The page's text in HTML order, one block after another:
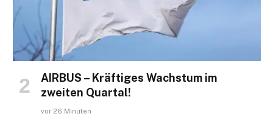
AIRBUS – Kräftiges Wachstum im
zweiten Quartal!
vor 26 Minuten